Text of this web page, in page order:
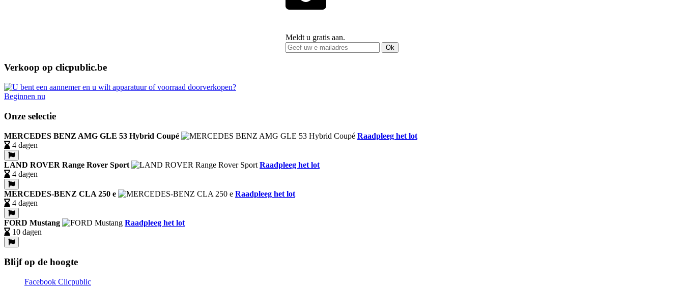
Meldt u gratis aan.
Ok
Verkoop op clicpublic.be
Beginnen nu
Onze selectie
MERCEDES BENZ AMG GLE 53 Hybrid Coupé
Raadpleeg het lot
4 dagen
LAND ROVER Range Rover Sport
Raadpleeg het lot
4 dagen
MERCEDES-BENZ CLA 250 e
Raadpleeg het lot
4 dagen
FORD Mustang
Raadpleeg het lot
10 dagen
Blijf op de hoogte
Facebook Clicpublic